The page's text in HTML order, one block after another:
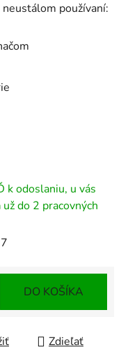
používaní:
k odoslaniu, u vás
do 2 pracovných
DO KOŠÍKA
Zdieľať